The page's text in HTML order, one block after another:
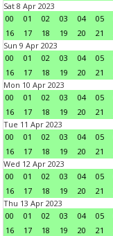
Sat 8 Apr 2023
00
01 02 03 04 05
16
17 18 19 20 21
Sun 9 Apr 2023
00
01 02 03 04 05
16
17 18 19 20 21
Mon 10 Apr 2023
00
01 02 03 04 05
16
17 18 19 20 21
Tue 11 Apr 2023
00
01 02 03 04 05
16
17 18 19 20 21
Wed 12 Apr 2023
00
01 02 03 04 05
16
17 18 19 20 21
Thu 13 Apr 2023
00
01 02 03 04 05
16
17 18 19 20 21